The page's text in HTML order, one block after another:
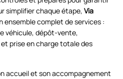
simplifier chaque étape, Via
ensemble complet de services :
véhicule, dépôt-vente,
prise en charge totale des
accueil et son accompagnement